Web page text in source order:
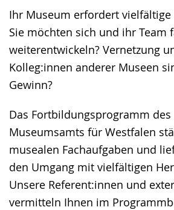
Ihr Museum erfordert vielfältige
Sie möchten sich und ihr Team
weiterentwickeln? Vernetzung
Kolleg:innen anderer Museen
Gewinn?
Das Fortbildungsprogramm des
Museumsamts für Westfalen
musealen Fachaufgaben und
den Umgang mit vielfältigen
Unsere Referent:innen und
vermitteln Ihnen im
wechseln.
Deutscher
Gebärdensprache
wird
angezeigt.